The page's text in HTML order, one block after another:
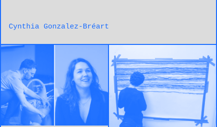
Cynthia Gonzalez-Bréart